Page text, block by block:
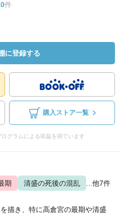
件
に登録する
購入ストア一覧
グラムによる収益を得ています
期 清盛の死後の混乱 ...他7件
描き、特に高倉宮の最期や清盛